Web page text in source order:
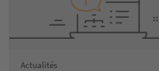
Actualités